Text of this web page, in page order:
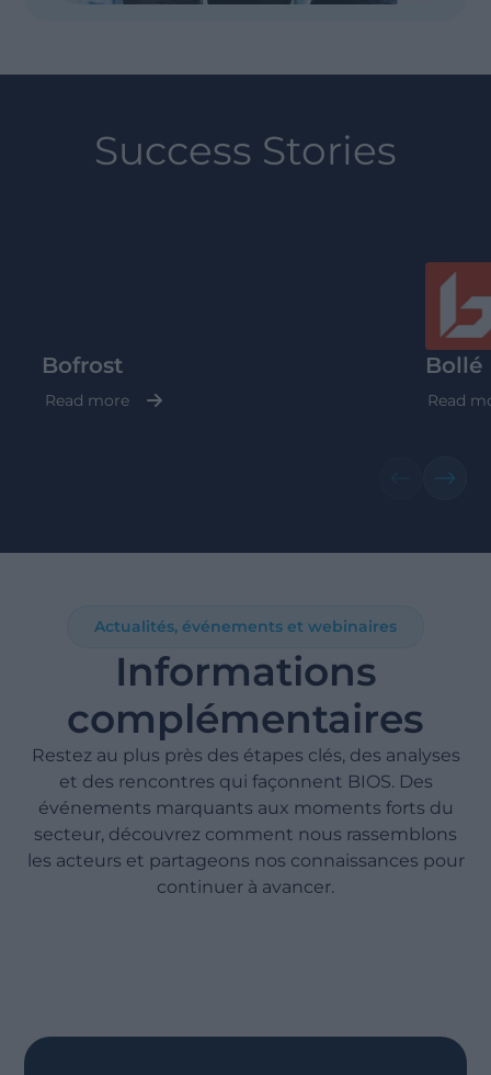
Success Stories
Bofrost
Read more
Bollé
Read
Actualités, événements et webinaires
Informations
complémentaires
Restez au plus près des étapes clés, des analyses
et des rencontres qui façonnent BIOS. Des
événements marquants aux moments forts du
secteur, découvrez comment nous rassemblons
les acteurs et partageons nos connaissances pour
continuer à avancer.